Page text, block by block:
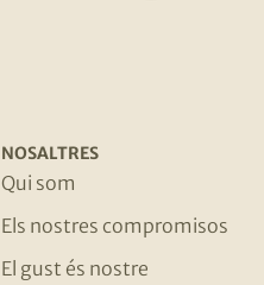
NOSALTRES
Qui som
Els nostres compromisos
El gust és nostre